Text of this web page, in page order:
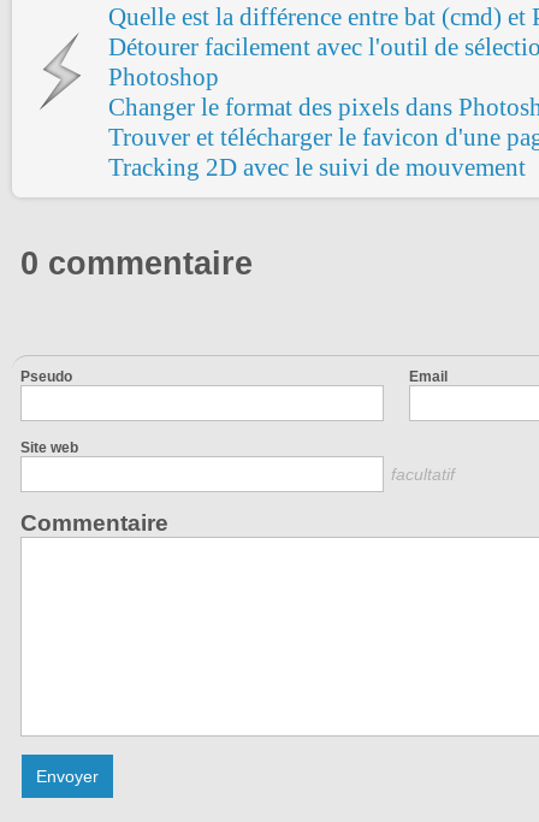
Quelle est la différence entre bat (cmd) et
Détourer facilement avec l'outil de
Photoshop
Changer le format des pixels dans
Trouver et télécharger le favicon d'une
Tracking 2D avec le suivi de mouvement
0 commentaire
Pseudo Email
Site web
facultatif
Commentaire